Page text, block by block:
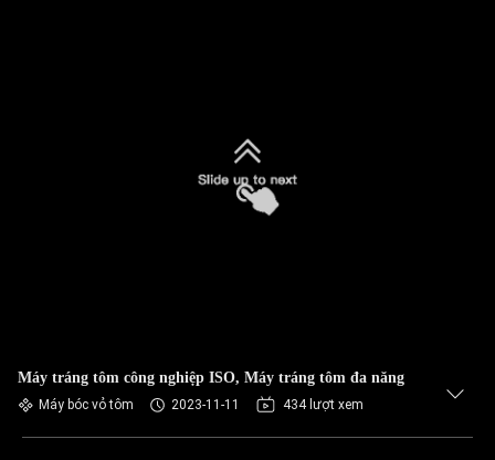
Máy tráng tôm công nghiệp ISO, Máy tráng tôm đa năng
Máy bóc vỏ tôm 2023-11-11 434 lượt xem